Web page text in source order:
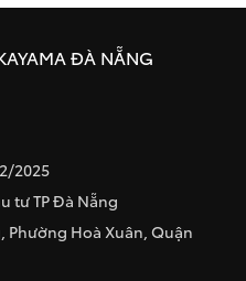
ĐÀ NẴNG
2025
tư TP Đà Nẵng
Phường Hoà Xuân, Quận